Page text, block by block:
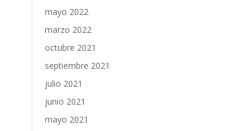
mayo 2022
marzo 2022
octubre 2021
septiembre 2021
julio 2021
junio 2021
mayo 2021